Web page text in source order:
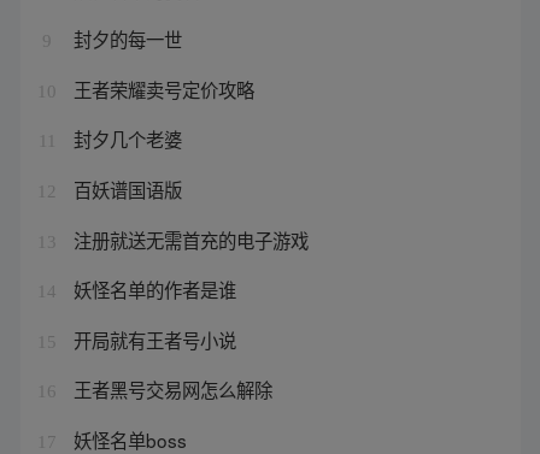
9 封夕的每一世
10 王者荣耀卖号定价攻略
封夕几个老婆
12 百妖谱国语版
13 注册就送无需首充的电子游戏
14 妖怪名单的作者是谁
15 开局就有王者号小说
16 王者黑号交易网怎么解除
17 妖怪名单boss